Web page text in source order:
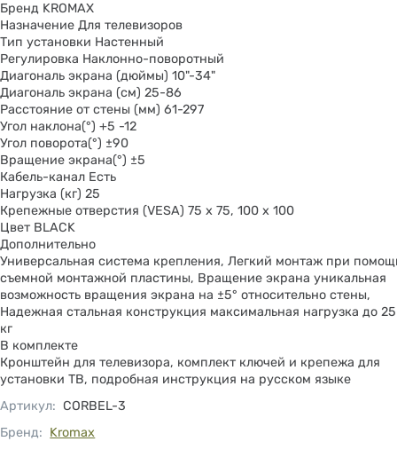
Бренд KROMAX
Назначение Для телевизоров
Тип установки Настенный
Регулировка Наклонно-поворотный
Диагональ экрана (дюймы) 10"-34"
Диагональ экрана (см) 25-86
Расстояние от стены (мм) 61-297
Угол наклона(°) +5 -12
Угол поворота(°) ±90
Вращение экрана(°) ±5
Кабель-канал Есть
Нагрузка (кг) 25
Крепежные отверстия (VESA) 75 x 75, 100 x 100
Цвет BLACK
Дополнительно
Универсальная система крепления, Легкий монтаж при
съемной монтажной пластины, Вращение экрана уникальная
возможность вращения экрана на ±5° относительно стены,
Надежная стальная конструкция максимальная нагрузка до 25
кг
В комплекте
Кронштейн для телевизора, комплект ключей и крепежа для
установки ТВ, подробная инструкция на русском языке
Артикул: CORBEL-3
Бренд: Kromax